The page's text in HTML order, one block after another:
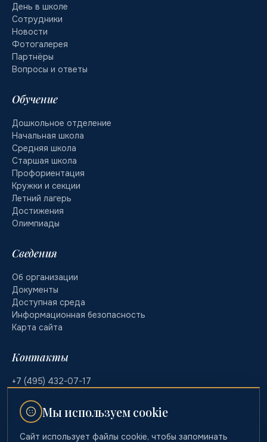
День в школе
Сотрудники
Новости
Фотогалерея
Партнёры
Вопросы и ответы
Обучение
Дошкольное отделение
Начальная школа
Средняя школа
Старшая школа
Профориентация
Кружки и секции
Летний лагерь
Достижения
Олимпиады
Сведения
Об организации
Документы
Доступная среда
Информационная безопасность
Карта сайта
Контакты
+7 (495) 432-07-17
info@school-lider.ru
Telegram · @educational_lider
RuTube-канал
Мы используем cookie
Сайт использует файлы cookie, чтобы запоминать